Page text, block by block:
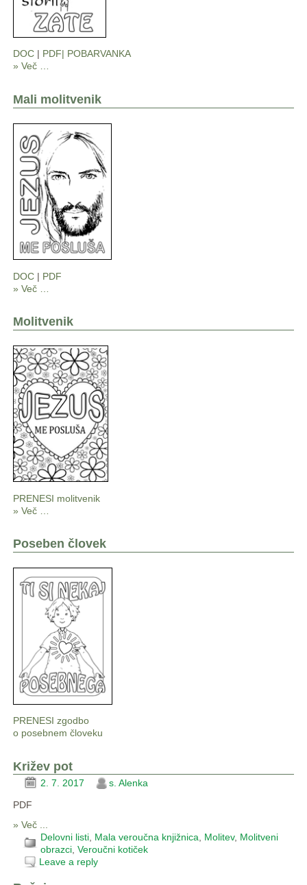
DOC| PDF| POBARVANKA
» Več …
Mali molitvenik
DOC| PDF
» Več …
Molitvenik
PRENESI molitvenik
» Več …
Poseben človek
PRENESI zgodbo
o posebnem človeku
Križev pot
2. 7. 2017
s. Alenka
PDF
» Več ...
Delovni listi, Mala veroučna knjižnica, Molitev, Molitveni
obrazci, Veroučni kotiček
Leave a reply